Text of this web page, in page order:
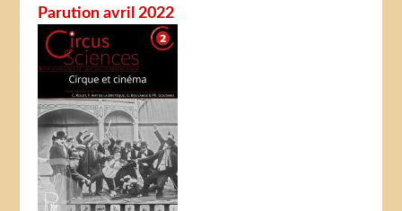
Parution avril 2022